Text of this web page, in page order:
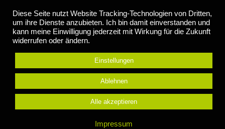
Datenschutzbestimmung
Anmelden
© 2022 Center for Entrepreneurship Hochschule
Diese Seite nutzt Website Tracking-Technologien von Dritten,
um ihre Dienste anzubieten. Ich bin damit einverstanden und
kann meine Einwilligung jederzeit mit Wirkung für die Zukunft
widerrufen oder ändern.
Einstellungen
Ablehnen
Alle akzeptieren
Impressum